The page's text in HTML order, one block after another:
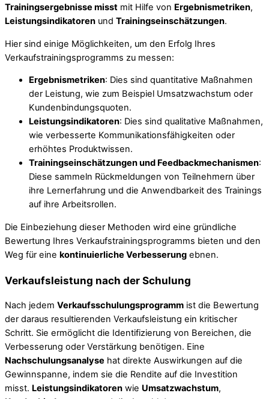
Trainingsergebnisse misst mit Hilfe von Ergebnismetriken,
Leistungsindikatoren und Trainingseinschätzungen.
Hier sind einige Möglichkeiten, um den Erfolg Ihres
Verkaufstrainingsprogramms zu messen:
Ergebnismetriken: Dies sind quantitative Maßnahmen
der Leistung, wie zum Beispiel Umsatzwachstum oder
Kundenbindungsquoten.
Leistungsindikatoren: Dies sind qualitative Maßnahmen,
wie verbesserte Kommunikationsfähigkeiten oder
erhöhtes Produktwissen.
Trainingseinschätzungen und Feedbackmechanismen:
Diese sammeln Rückmeldungen von Teilnehmern über
ihre Lernerfahrung und die Anwendbarkeit des Trainings
auf ihre Arbeitsrollen.
Die Einbeziehung dieser Methoden wird eine gründliche
Bewertung Ihres Verkaufstrainingsprogramms bieten und den
Weg für eine kontinuierliche Verbesserung ebnen.
Verkaufsleistung nach der Schulung
Nach jedem Verkaufsschulungsprogramm ist die Bewertung
der daraus resultierenden Verkaufsleistung ein kritischer
Schritt. Sie ermöglicht die Identifizierung von Bereichen, die
Verbesserung oder Verstärkung benötigen. Eine
Nachschulungsanalyse hat direkte Auswirkungen auf die
Gewinnspanne, indem sie die Rendite auf die Investition
misst. Leistungsindikatoren wie Umsatzwachstum,